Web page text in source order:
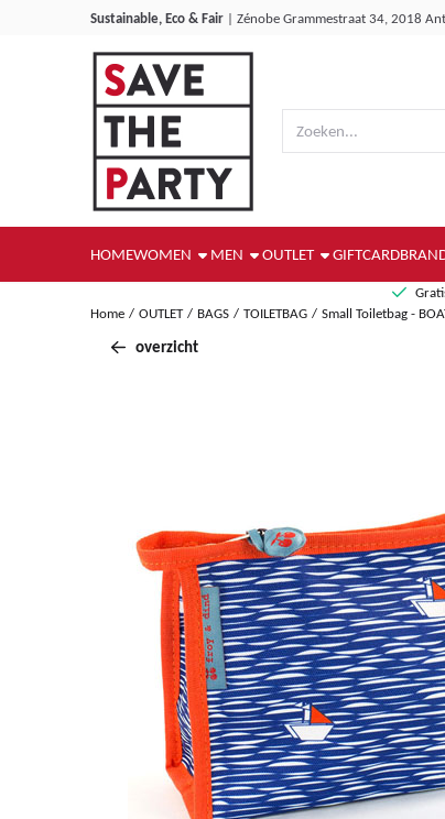
Cookievoorkeuren zijn momenteel gesloten.
Sustainable, Eco & Fair | Zénobe Grammestraat 34, 2018
HOMEWOMEN MEN OUTLET GIFTCARD
Home / OUTLET / BAGS / TOILETBAG / Small Toiletbag -
overzicht